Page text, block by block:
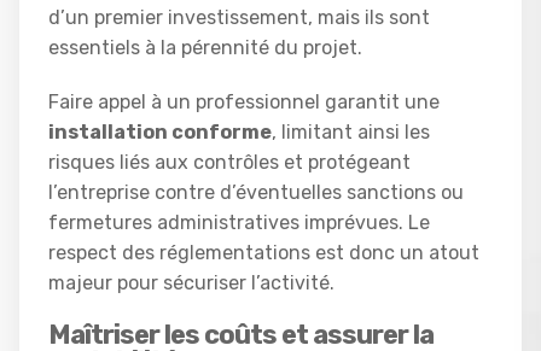
d’un premier investissement, mais ils sont
essentiels à la pérennité du projet.
Faire appel à un professionnel garantit une
installation conforme, limitant ainsi les
risques liés aux contrôles et protégeant
l’entreprise contre d’éventuelles sanctions ou
fermetures administratives imprévues. Le
respect des réglementations est donc un atout
majeur pour sécuriser l’activité.
Maîtriser les coûts et assurer la